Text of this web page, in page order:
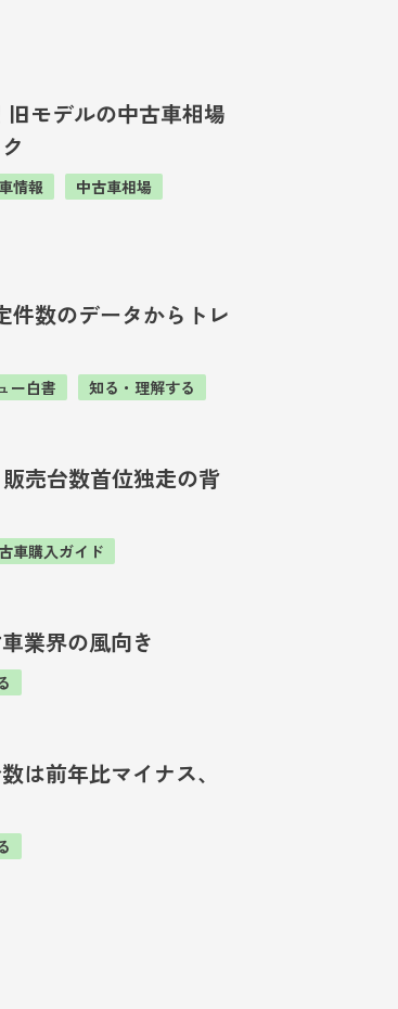
モデルの中古車相場
情報
中古車相場
件数のデータからトレ
ー白書 知る・理解する
売台数首位独走の背
車購入ガイド
業界の風向き
は前年比マイナス、